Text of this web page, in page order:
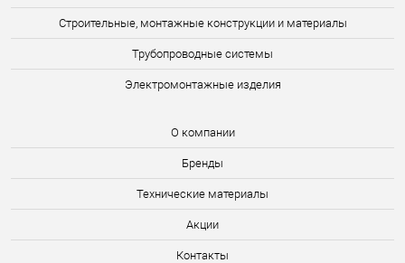
Строительные, монтажные конструкции и материалы
Трубопроводные системы
Электромонтажные изделия
О компании
Бренды
Технические материалы
Акции
Контакты